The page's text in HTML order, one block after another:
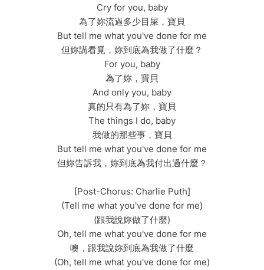
Cry for you, baby
為了妳流過多少目屎，寶貝
But tell me what you've done for me
但妳講看覓，妳到底為我做了什麼？
For you, baby
為了妳，寶貝
And only you, baby
真的只有為了妳，寶貝
The things I do, baby
我做的那些事，寶貝
But tell me what you've done for me
但妳告訴我，妳到底為我付出過什麼？
[Post-Chorus: Charlie Puth]
(Tell me what you've done for me)
(跟我說妳做了什麼)
Oh, tell me what you've done for me
噢，跟我說妳到底為我做了什麼
(Oh, tell me what you've done for me)